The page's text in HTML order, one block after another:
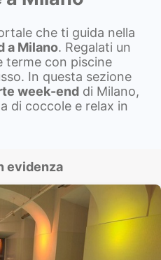
che ti guida nella
a Milano. Regalati un
terme con piscine
In questa sezione
week-end di Milano,
di coccole e relax in
evidenza